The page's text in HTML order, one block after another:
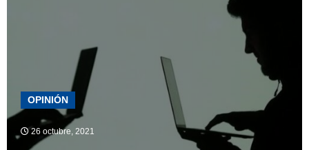
OPINIÓN
26 octubre, 2021